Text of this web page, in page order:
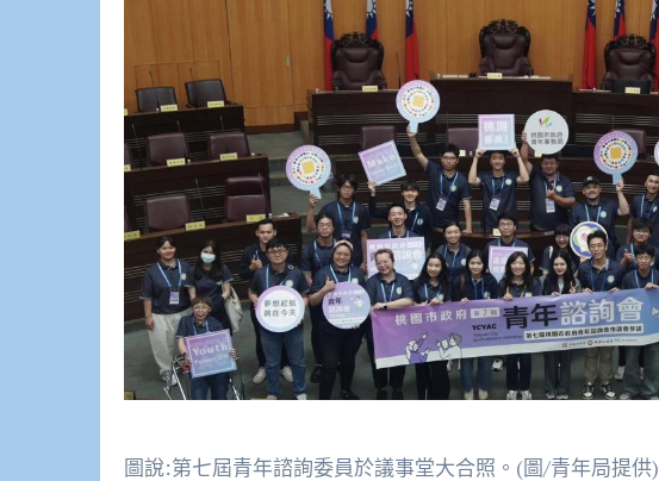
圖說:第七屆青年諮詢委員於議事堂大合照。(圖/青年局提供)